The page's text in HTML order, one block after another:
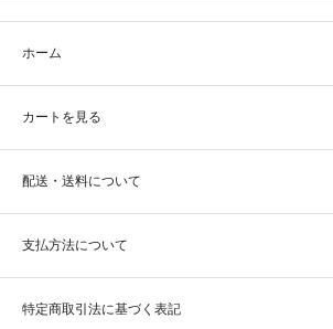
ホーム
カートを見る
配送・送料について
支払方法について
特定商取引法に基づく表記